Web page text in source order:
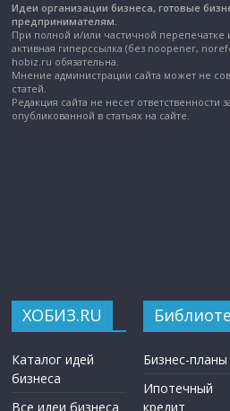
Идеи организации бизнеса, готовые
предпринимателям.
При полной и/или частичной перепечатке
активная гиперссылка (без noopener,
hobiz.ru обязательна.
Мнение администрации сайта может не
статей.
Редакция сайта не несет ответственности
опубликованной в статьях на сайте.
ХОБИЗ.RU
Каталог идей
бизнеса
Все идеи бизнеса
Бизнес-планы
Ипотечный
кредит